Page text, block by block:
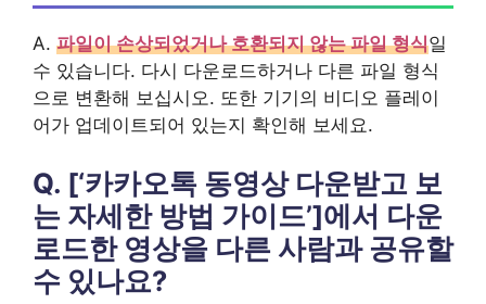
A. 파일이 손상되었거나 호환되지 않는 파일 형식일
수 있습니다. 다시 다운로드하거나 다른 파일 형식
으로 변환해 보십시오. 또한 기기의 비디오 플레이
어가 업데이트되어 있는지 확인해 보세요.
Q. [‘카카오톡 동영상 다운받고 보
는 자세한 방법 가이드’]에서 다운
로드한 영상을 다른 사람과 공유할
수 있나요?